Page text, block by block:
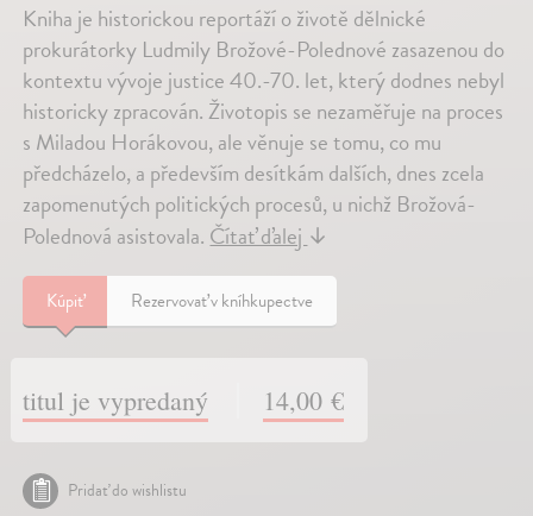
Kniha je historickou reportáží o životě dělnické
prokurátorky Ludmily Brožové-Polednové zasazenou do
kontextu vývoje justice 40.-70. let, který dodnes nebyl
historicky zpracován. Životopis se nezaměřuje na proces
s Miladou Horákovou, ale věnuje se tomu, co mu
předcházelo, a především desítkám dalších, dnes zcela
zapomenutých politických procesů, u nichž Brožová-
Polednová asistovala.Čítať ďalej↓
Kúpiť Rezervovať v kníhkupectve
titul je vypredaný 14,00 €
Pridať do wishlistu